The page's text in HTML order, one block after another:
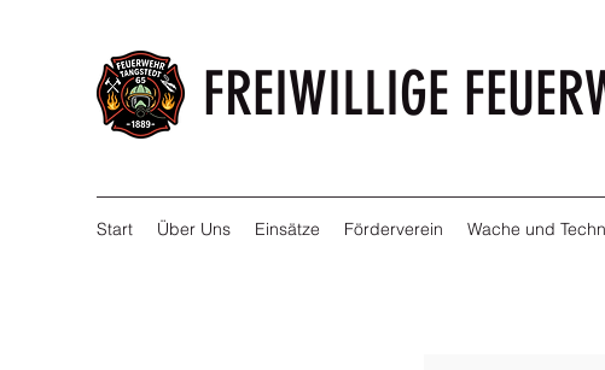
FREIWILLIGE
Start Über Uns Einsätze Förderverein Wache und